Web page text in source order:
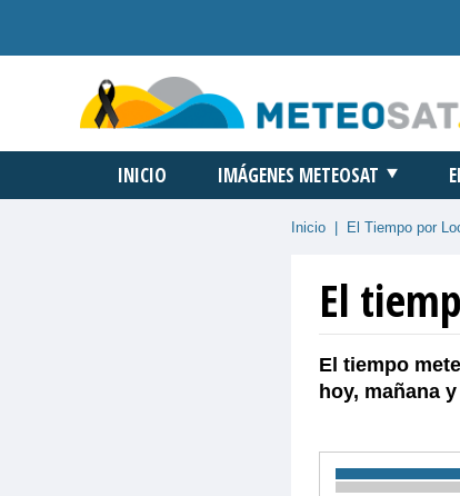
INICIO IMÁGENES METEOSAT
Inicio El Tiempo por
El
El tiempo
hoy, mañana